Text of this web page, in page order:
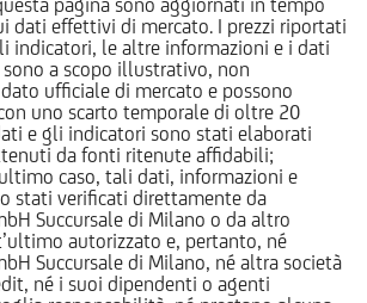
dati effettivi di mercato. I prezzi riportati
indicatori, le altre informazioni e i dati
a scopo illustrativo, non
ufficiale di mercato e possono
uno scarto temporale di oltre 20
e gli indicatori sono stati elaborati
da fonti ritenute affidabili;
caso, tali dati, informazioni e
stati verificati direttamente da
Succursale di Milano o da altro
autorizzato e, pertanto, né
Succursale di Milano, né altra società
né i suoi dipendenti o agenti